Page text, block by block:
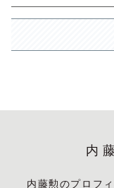
内
内藤勲のプロフ